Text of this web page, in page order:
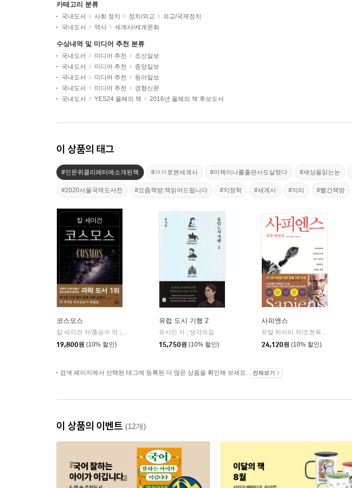
카테고리 분류
국내도서 사회 정치 정치/외교
외교/국제정치
국내도서
역사 세계사/세계문화
수상내역 및 미디어 추천 분류
국내도서 미디어 추천
조선일보
국내도서
미디어 추천
중앙일보
국내도서
미디어 추천
동아일보
국내도서
미디어 추천
경향신문
국내도서
YES24 올해의 책 2016년 올해의 책 후보도서
이 상품의 태그
#인문위클리레터에소개된책 #ㅁㅁ로본세계사 #이책이나를출판사도살렸다 #세상을읽는눈
#2020서울국제도서전 #요즘책방:책읽어드립니다 #지정학 #세계사 #지리 #빨간책방
코스모스
칼 세이건 저/홍승수 역
사이언스북스
19,800원 (10% 할인)
유럽 도시 기행 2
유시민 저
생각의길
15,750원 (10% 할인)
사피엔스
유발 하라리 저/조현욱 역/이태수 감수
24,120원 (10% 할인)
검색 페이지에서 선택된 태그에 등록된 더 많은 상품을 확인해 보세요. 전체보기
이 상품의 이벤트 (12개)